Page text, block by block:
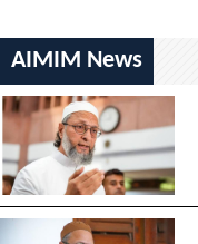
AIMIM News